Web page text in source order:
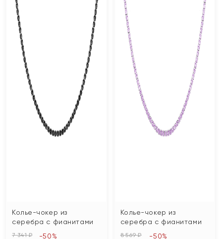
Колье-чокер из
серебра с фианитами
7 341 ₽ -50%
Колье-чокер из
серебра с фианитами
8 569 ₽ -50%